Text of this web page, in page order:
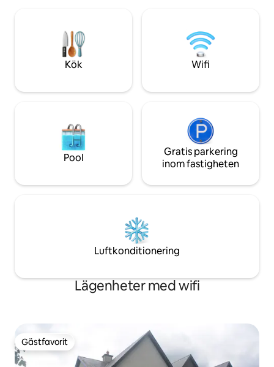
promenader längs den närliggande
floden Slaney eller utforska lokala stigar
som Wicklow Way.
totala antalet gäster
kommersiell
Kök Wifi
Pool
Gratis parkering
inom fastigheten
Luftkonditionering
Lägenheter med wifi
Gästfavorit
Gästfavorit